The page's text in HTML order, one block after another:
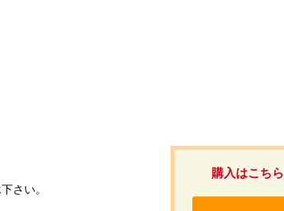
さい。
購入はこちら